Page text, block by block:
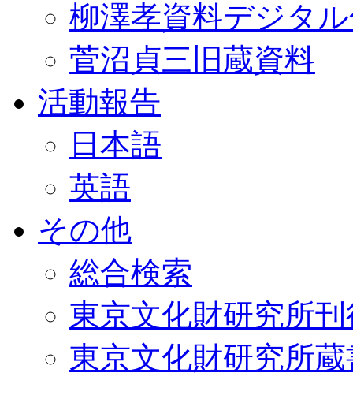
柳澤孝資料デジタ
菅沼貞三旧蔵資料
活動報告
日本語
英語
その他
総合検索
東京文化財研究所
東京文化財研究所